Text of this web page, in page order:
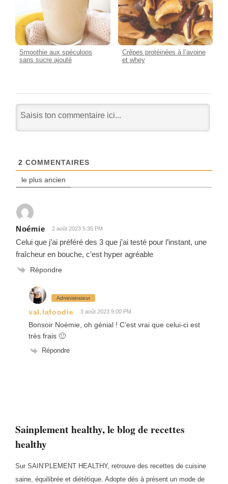
Sainplement healthy, le blog de recettes
healthy
Sur SAIN’PLEMENT HEALTHY, retrouve des recettes de cuisine
saine, équilibrée et diététique. Adopte dès à présent un mode de
Smoothie aux spéculoos
sans sucre ajouté
Crêpes protéinées à l’avoine
et whey
2 COMMENTAIRES
le plus ancien
Noémie 2 août 2023 5:35 PM
Celui que j’ai préféré des 3 que j’ai testé pour l’instant, une
fraîcheur en bouche, c’est hyper agréable
Répondre
Administrateur
val.lafoodie 3 août 2023 9:00 PM
Bonsoir Noémie, oh génial ! C’est vrai que celui-ci est
très frais 🙂
Répondre